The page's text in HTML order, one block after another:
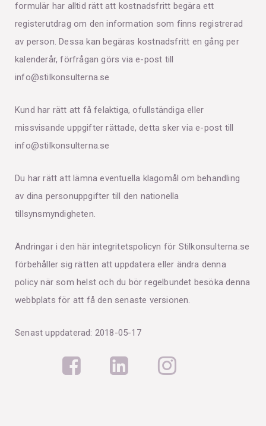
formulär har alltid rätt att kostnadsfritt begära ett
registerutdrag om den information som finns registrerad
av person. Dessa kan begäras kostnadsfritt en gång per
kalenderår, förfrågan görs via e-post till
info@stilkonsulterna.se
Kund har rätt att få felaktiga, ofullständiga eller
missvisande uppgifter rättade, detta sker via e-post till
info@stilkonsulterna.se
Du har rätt att lämna eventuella klagomål om behandling
av dina personuppgifter till den nationella
tillsynsmyndigheten.
Ändringar i den här integritetspolicyn för Stilkonsulterna.se
förbehåller sig rätten att uppdatera eller ändra denna
policy när som helst och du bör regelbundet besöka denna
webbplats för att få den senaste versionen.
Senast uppdaterad: 2018-05-17